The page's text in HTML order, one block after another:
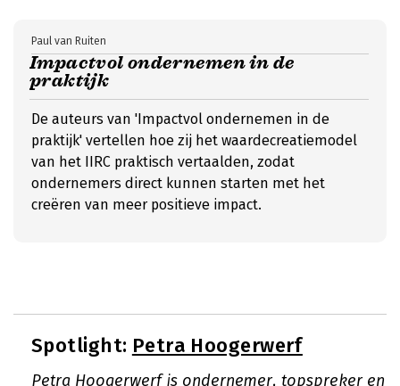
Impactvol ondernemen in de
praktijk
Paul van Ruiten
De auteurs van 'Impactvol ondernemen in de
praktijk' vertellen hoe zij het waardecreatiemodel
van het IIRC praktisch vertaalden, zodat
ondernemers direct kunnen starten met het
creëren van meer positieve impact.
Spotlight: Petra Hoogerwerf
Petra Hoogerwerf is ondernemer, topspreker en